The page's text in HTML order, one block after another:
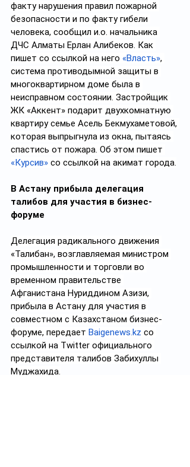
факту нарушения правил пожарной
безопасности и по факту гибели
человека, сообщил и.о. начальника
ДЧС Алматы Ерлан Алибеков. Как
пишет со ссылкой на него «Власть»,
система противодымной защиты в
многоквартирном доме была в
неисправном состоянии. Застройщик
ЖК «Аккент» подарит двухкомнатную
квартиру семье Асель Бекмухаметовой,
которая выпрыгнула из окна, пытаясь
спастись от пожара. Об этом пишет
«Курсив» со ссылкой на акимат города.
В Астану прибыла делегация
талибов для участия в бизнес-
форуме
Делегация радикального движения
«Талибан», возглавляемая министром
промышленности и торговли во
временном правительстве
Афганистана Нуриддином Азизи,
прибыла в Астану для участия в
совместном с Казахстаном бизнес-
форуме, передает Baigenews.kz со
ссылкой на Twitter официального
представителя талибов Забихуллы
Муджахида.